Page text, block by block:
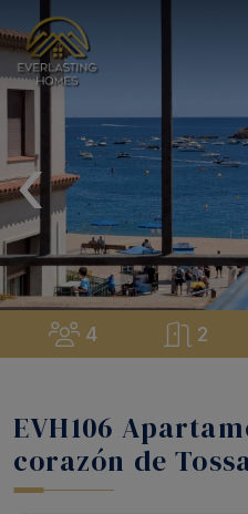
4 2
‹
EVH106
corazón de